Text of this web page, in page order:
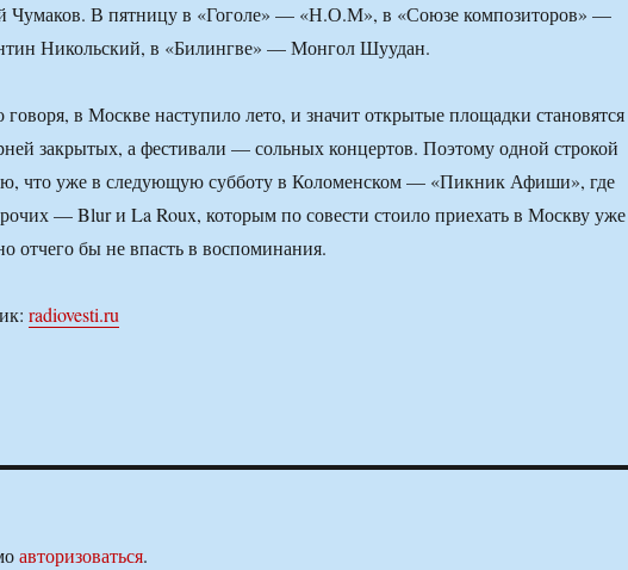
Чумаков. В пятницу в «Гоголе» — «Н.О.М», в «Союзе композиторов» —
Никольский, в «Билингве» — Монгол Шуудан.
говоря, в Москве наступило лето, и значит открытые площадки становятся
закрытых, а фестивали — сольных концертов. Поэтому одной строкой
что уже в следующую субботу в Коломенском — «Пикник Афиши», где
— Blur и La Roux, которым по совести стоило приехать в Москву уже
отчего бы не впасть в воспоминания.
radiovesti.ru
авторизоваться.